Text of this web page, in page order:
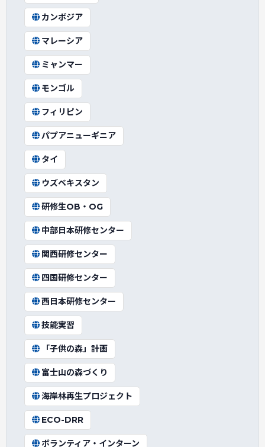
カンボジア
マレーシア
ミャンマー
モンゴル
フィリピン
パプアニューギニア
タイ
ウズベキスタン
研修生OB・OG
中部日本研修センター
関西研修センター
四国研修センター
西日本研修センター
技能実習
「子供の森」計画
富士山の森づくり
海岸林再生プロジェクト
ECO-DRR
ボランティア・インターン